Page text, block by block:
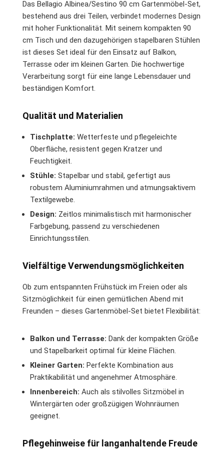
Das Bellagio Albinea/Sestino 90 cm Gartenmöbel-Set,
bestehend aus drei Teilen, verbindet modernes Design
mit hoher Funktionalität. Mit seinem kompakten 90
cm Tisch und den dazugehörigen stapelbaren Stühlen
ist dieses Set ideal für den Einsatz auf Balkon,
Terrasse oder im kleinen Garten. Die hochwertige
Verarbeitung sorgt für eine lange Lebensdauer und
beständigen Komfort.
Qualität und Materialien
Tischplatte: Wetterfeste und pflegeleichte
Oberfläche, resistent gegen Kratzer und
Feuchtigkeit.
Stühle: Stapelbar und stabil, gefertigt aus
robustem Aluminiumrahmen und atmungsaktivem
Textilgewebe.
Design: Zeitlos minimalistisch mit harmonischer
Farbgebung, passend zu verschiedenen
Einrichtungsstilen.
Vielfältige Verwendungsmöglichkeiten
Ob zum entspannten Frühstück im Freien oder als
Sitzmöglichkeit für einen gemütlichen Abend mit
Freunden – dieses Gartenmöbel-Set bietet Flexibilität:
Balkon und Terrasse: Dank der kompakten Größe
und Stapelbarkeit optimal für kleine Flächen.
Kleiner Garten: Perfekte Kombination aus
Praktikabilität und angenehmer Atmosphäre.
Innenbereich: Auch als stilvolles Sitzmöbel in
Wintergärten oder großzügigen Wohnräumen
geeignet.
Pflegehinweise für langanhaltende Freude